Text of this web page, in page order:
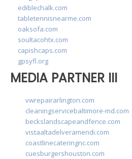
ediblechalk.com
tabletennisnearme.com
oaksofa.com
soultacohtx.com
capishcaps.com
gpsyfl.org
MEDIA PARTNER III
vwrepairarlington.com
cleaningservicebaltimore-md.com
beckslandscapeandfence.com
vistaaltadelveramendi.com
coastlinecateringnc.com
cuesburgershouston.com